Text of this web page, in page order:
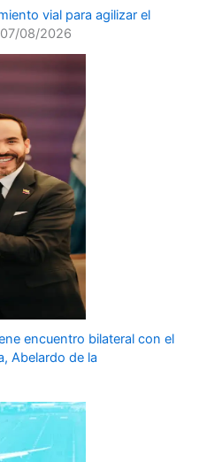
vial para agilizar el
07/08/2026
encuentro bilateral con el
Abelardo de la